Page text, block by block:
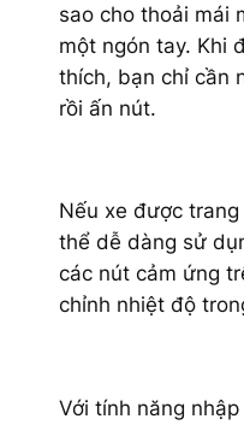
sao cho thoải mái
một ngón tay. Khi
thích, bạn chỉ cần
rồi ấn nút.
Nếu xe được
thể dễ dàng sử
các nút cảm ứng
chỉnh nhiệt độ
Với tính năng